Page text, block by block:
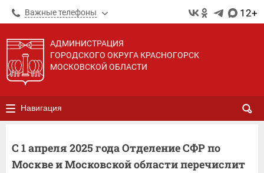
Важные телефоны 12+
АДМИНИСТРАЦИЯ
ГОРОДСКОГО ОКРУГА КРАСНОГОРСК
МОСКОВСКОЙ ОБЛАСТИ
Навигация
С 1 апреля 2025 года Отделение СФР по
Москве и Московской области перечислит